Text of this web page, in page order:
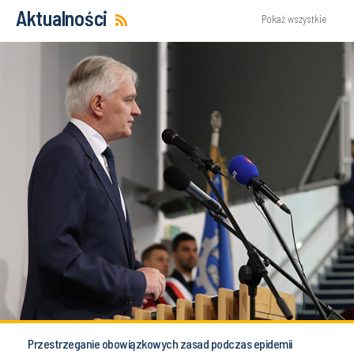
Aktualności Pokaż wszystkie
Przestrzeganie obowiązkowych zasad podczas epidemii